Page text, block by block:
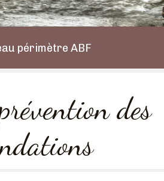
périmètre ABF
des